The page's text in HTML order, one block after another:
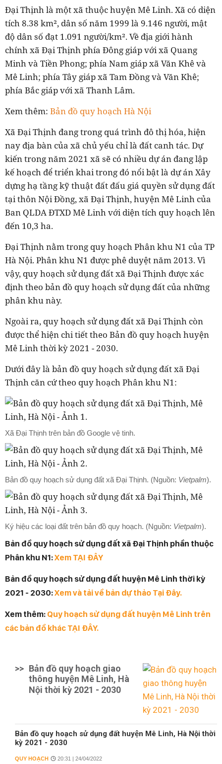
Đại Thịnh là một xã thuộc huyện Mê Linh. Xã có diện
tích 8.38 km², dân số năm 1999 là 9.146 người, mật
độ dân số đạt 1.091 người/km². Về địa giới hành
chính xã Đại Thịnh phía Đông giáp với xã Quang
Minh và Tiền Phong; phía Nam giáp xã Văn Khê và
Mê Linh; phía Tây giáp xã Tam Đồng và Văn Khê;
phía Bắc giáp với xã Thanh Lâm.
Xem thêm: Bản đồ quy hoạch Hà Nội
Xã Đại Thịnh đang trong quá trình đô thị hóa, hiện
nay địa bàn của xã chủ yếu chỉ là đất canh tác. Dự
kiến trong năm 2021 xã sẽ có nhiều dự án đang lập
kế hoạch để triển khai trong đó nổi bật là dự án Xây
dựng hạ tầng kỹ thuật đất đấu giá quyền sử dụng đất
tại thôn Nội Đồng, xã Đại Thịnh, huyện Mê Linh của
Ban QLDA ĐTXD Mê Linh với diện tích quy hoạch lên
đến 10,3 ha.
Đại Thịnh nằm trong quy hoạch Phân khu N1 của TP
Hà Nội. Phân khu N1 được phê duyệt năm 2013. Vì
vậy, quy hoạch sử dụng đất xã Đại Thịnh được xác
định theo bản đồ quy hoạch sử dụng đất của những
phân khu này.
Ngoài ra, quy hoạch sử dụng đất xã Đại Thịnh còn
được thể hiện chi tiết theo Bản đồ quy hoạch huyện
Mê Linh thời kỳ 2021 - 2030.
Dưới đây là bản đồ quy hoạch sử dụng đất xã Đại
Thịnh căn cứ theo quy hoạch Phân khu N1:
Xã Đại Thịnh trên bản đồ Google vệ tinh.
Bản đồ quy hoạch sử dụng đất xã Đại Thịnh. (Nguồn: Vietpalm).
Ký hiệu các loại đất trên bản đồ quy hoạch. (Nguồn: Vietpalm).
Bản đồ quy hoạch sử dụng đất xã Đại Thịnh phần thuộc
Phân khu N1:Xem TẠI ĐÂY
Bản đồ quy hoạch sử dụng đất huyện Mê Linh thời kỳ
2021 - 2030:Xem và tải về bản dự thảo Tại Đây.
Xem thêm: Quy hoạch sử dụng đất huyện Mê Linh trên
các bản đồ khác TẠI ĐÂY.
>> Bản đồ quy hoạch giao
thông huyện Mê Linh, Hà
Nội thời kỳ 2021 - 2030
Bản đồ quy hoạch sử dụng đất huyện Mê Linh, Hà Nội thời
kỳ 2021 - 2030
QUY HOẠCH 20:31 | 24/04/2022